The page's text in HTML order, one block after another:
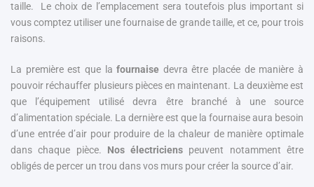
taille. Le choix de l’emplacement sera toutefois plus important si
vous comptez utiliser une fournaise de grande taille, et ce, pour trois
raisons.
La première est que lafournaise devra être placée de manière à
pouvoir réchauffer plusieurs pièces en maintenant. La deuxième est
que l’équipement utilisé devra être branché à une source
d’alimentation spéciale. La dernière est que la fournaise aura besoin
d’une entrée d’air pour produire de la chaleur de manière optimale
dans chaque pièce. Nos électriciens peuvent notamment être
obligés de percer un trou dans vos murs pour créer la source d’air.